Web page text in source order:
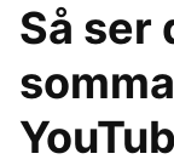
Så ser